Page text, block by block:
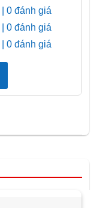
| 0 đánh giá
| 0 đánh giá
| 0 đánh giá